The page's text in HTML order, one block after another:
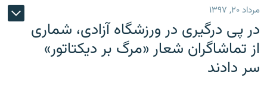
مرداد ۲۰, ۱۳۹۷
در پی درگیری در ورزشگاه آزادی، شماری
از تماشاگران شعار «مرگ بر دیکتاتور»
سر دادند